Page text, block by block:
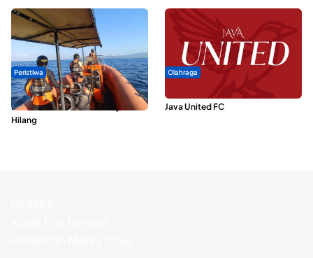
Peristiwa
Dua Longboat Bertabrakan di
Perairan Taliabu, Satu Nelayan
Hilang
Olahraga
Dari Malut United Berubah Jadi
Java United FC